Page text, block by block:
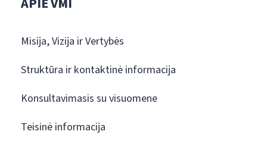
Misija, Vizija ir Vertybės
Struktūra ir kontaktinė informacija
Konsultavimasis su visuomene
Teisinė informacija